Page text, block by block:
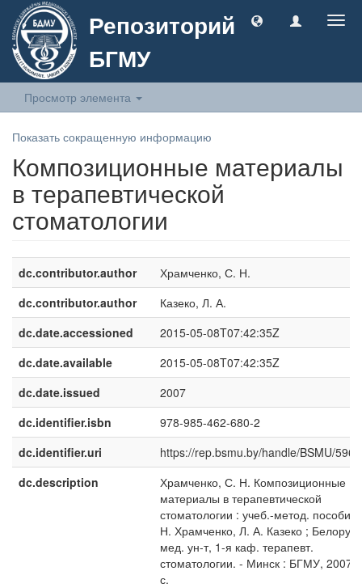
Репозиторий
БГМУ
Просмотр элемента
Показать сокращенную информацию
Композиционные материалы
в терапевтической
стоматологии
dc.contributor.author
Храмченко, С. Н.
dc.contributor.author
Казеко, Л. А.
dc.date.accessioned
2015-05-08T07:42:35Z
dc.date.available
2015-05-08T07:42:35Z
dc.date.issued
2007
dc.identifier.isbn
978-985-462-680-2
dc.identifier.uri
https://rep.bsmu.by/handle/BSMU/5964
dc.description
Храмченко, С. Н. Композиционные
материалы в терапевтической
стоматологии : учеб.-метод.
Н. Храмченко, Л. А. Казеко ; Белорус.
мед. ун-т, 1-я каф. терапевт.
стоматологии. - Минск : БГМУ, 2007.
с.